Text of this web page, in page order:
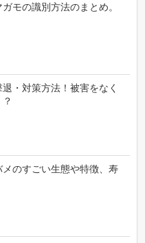
モの識別方法のまとめ。
・対策方法！被害をなく
のすごい生態や特徴、寿